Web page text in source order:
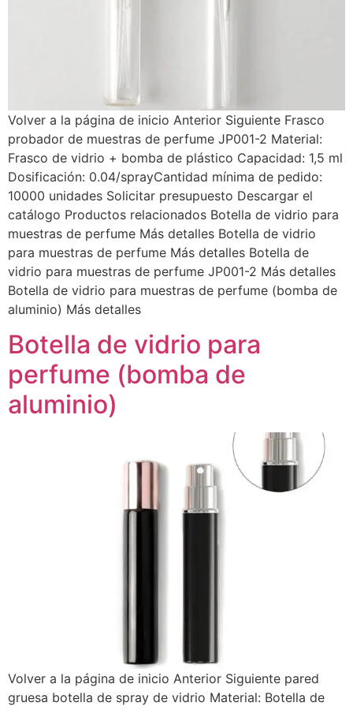
Volver a la página de inicio Anterior Siguiente Frasco
probador de muestras de perfume JP001-2 Material:
Frasco de vidrio + bomba de plástico Capacidad: 1,5 ml
Dosificación: 0.04/sprayCantidad mínima de pedido:
10000 unidades Solicitar presupuesto Descargar el
catálogo Productos relacionados Botella de vidrio para
muestras de perfume Más detalles Botella de vidrio
para muestras de perfume Más detalles Botella de
vidrio para muestras de perfume JP001-2 Más detalles
Botella de vidrio para muestras de perfume (bomba de
aluminio) Más detalles
Botella de vidrio para
perfume (bomba de
aluminio)
Volver a la página de inicio Anterior Siguiente pared
gruesa botella de spray de vidrio Material: Botella de